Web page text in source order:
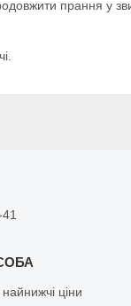
прання у
ціни